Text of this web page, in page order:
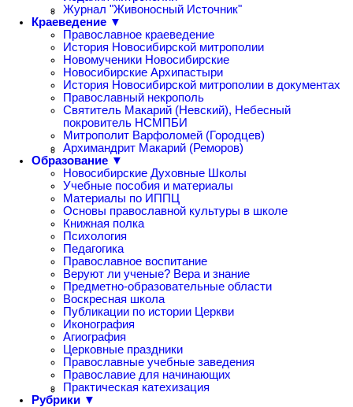
Журнал "Живоносный Источник"
Краеведение ▼
Православное краеведение
История Новосибирской митрополии
Новомученики Новосибирские
Новосибирские Архипастыри
История Новосибирской митрополии в документах
Православный некрополь
Святитель Макарий (Невский), Небесный
покровитель НСМПБИ
Митрополит Варфоломей (Городцев)
Архимандрит Макарий (Реморов)
Образование ▼
Новосибирские Духовные Школы
Учебные пособия и материалы
Материалы по ИППЦ
Основы православной культуры в школе
Книжная полка
Психология
Педагогика
Православное воспитание
Веруют ли ученые? Вера и знание
Предметно-образовательные области
Воскресная школа
Публикации по истории Церкви
Иконография
Агиография
Церковные праздники
Православные учебные заведения
Православие для начинающих
Практическая катехизация
Рубрики ▼